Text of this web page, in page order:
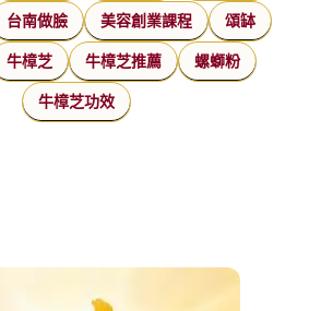
台南做臉 美容創業課程 頌缽
牛樟芝 牛樟芝推薦 螺螄粉
牛樟芝功效